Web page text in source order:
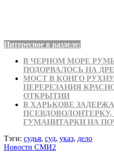
Интересное в разделе:
В ЧЕРНОМ МОРЕ
ПОДОРВАЛОСЬ НА
МОСТ В КОНГО
ПЕРЕРЕЗАНИЯ
ОТКРЫТИИ
В ХАРЬКОВЕ
ГУМАНИТАРКИ НА
Тэги: судья, суд, указ, дело
Новости СМИ2